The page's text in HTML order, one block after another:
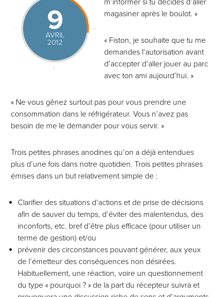
9
AVRIL
2012
m’informer si tu décides d’aller
magasiner après le boulot. »
« Fiston, je souhaite que tu me
demandes l‘autorisation avant
d’accepter d’aller jouer au parc
avec ton ami aujourd’hui. »
« Ne vous gênez surtout pas pour vous prendre une
consommation dans le réfrigérateur. Vous n’avez pas
besoin de me le demander pour vous servir. »
Trois petites phrases anodines qu’on a déjà entendues
plus d’une fois dans notre quotidien. Trois petites phrases
émises dans un but relativement simple de :
Clarifier des situations d’actions et de prise de décisions
afin de sauver du temps, d’éviter des malentendus, des
inconforts, etc. bref d’être plus efficace (pour utiliser un
terme de gestion) et/ou
prévenir des circonstances pouvant générer, aux yeux
de l’émetteur des conséquences non désirées.
Habituellement, une réaction, voire un questionnement
du type « pourquoi ? » de la part du récepteur suivra et